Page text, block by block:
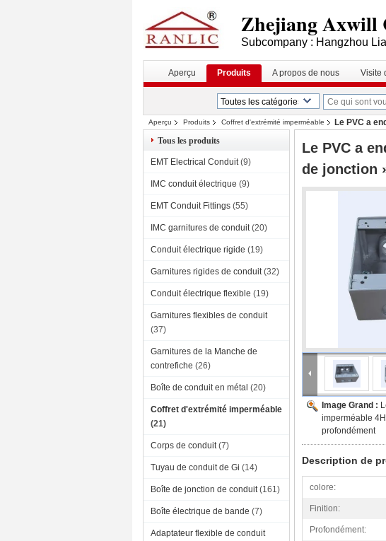
Zhejiang Axwill
Subcompany : Hangzhou
Aperçu Produits A propos de nous Visite
Aperçu Produits Coffret d'extrémité imperméable
Le PVC a
Tous les produits
EMT Electrical Conduit (9)
IMC conduit électrique (9)
EMT Conduit Fittings (55)
IMC garnitures de conduit (20)
Conduit électrique rigide (19)
Garnitures rigides de conduit (32)
Conduit électrique flexible (19)
Garnitures flexibles de conduit
(37)
Garnitures de la Manche de
contrefiche (26)
Boîte de conduit en métal (20)
Coffret d'extrémité imperméable
(21)
Corps de conduit (7)
Tuyau de conduit de Gi (14)
Boîte de jonction de conduit (161)
Boîte électrique de bande (7)
Adaptateur flexible de conduit
Le PVC a
de jonction
Image Grand :
imperméable
profondément
Description de
colore:
Finition:
Profondément: